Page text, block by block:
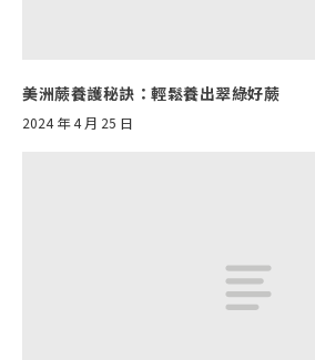
美洲蕨養護秘訣：輕鬆養出翠綠好蕨
2024 年 4 月 25 日